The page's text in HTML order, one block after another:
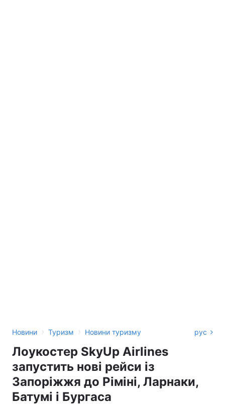
Новини › Туризм › Новини туризму рус
Лоукостер SkyUp Airlines
запустить нові рейси із
Запоріжжя до Ріміні, Ларнаки,
Батумі і Бургаса